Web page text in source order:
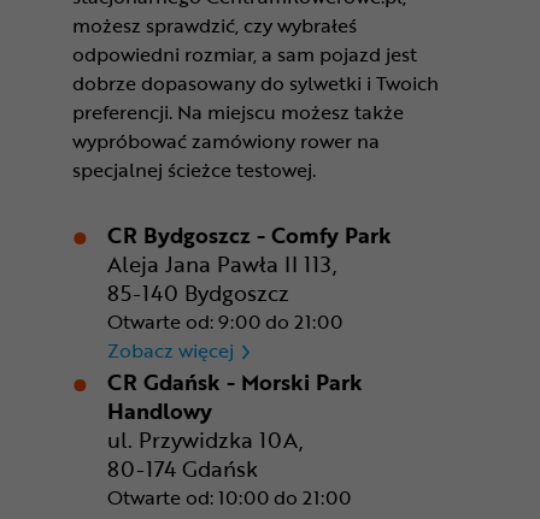
możesz sprawdzić, czy wybrałeś
odpowiedni rozmiar, a sam pojazd jest
dobrze dopasowany do sylwetki i Twoich
preferencji. Na miejscu możesz także
wypróbować zamówiony rower na
specjalnej ścieżce testowej.
CR Bydgoszcz - Comfy Park
Aleja Jana Pawła II 113,
85-140 Bydgoszcz
Otwarte od: 9:00 do 21:00
Zobacz więcej CR Bydgoszcz - Comfy Park
CR Gdańsk - Morski Park
Handlowy
ul. Przywidzka 10A,
80-174 Gdańsk
Otwarte od: 10:00 do 21:00